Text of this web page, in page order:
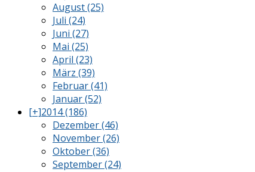
August (25)
Juli (24)
Juni (27)
Mai (25)
April (23)
März (39)
Februar (41)
Januar (52)
[+]2014 (186)
Dezember (46)
November (26)
Oktober (36)
September (24)